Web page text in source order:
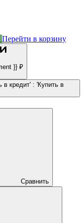
Перейти в корзину
}} ₽
в кредит' : 'Купить в
Сравнить